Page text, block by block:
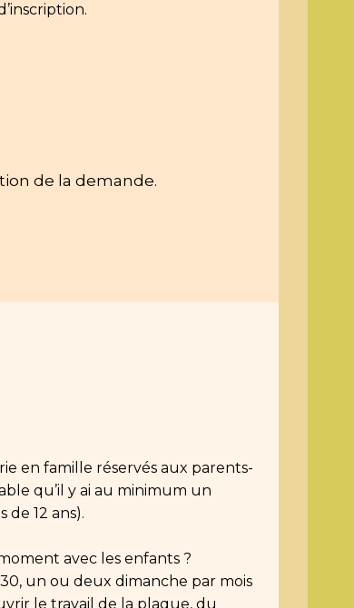
de la demande.
en famille réservés aux parents-
qu’il y ai au minimum un
12 ans).
avec les enfants ?
un ou deux dimanche par mois
le travail de la plaque, du